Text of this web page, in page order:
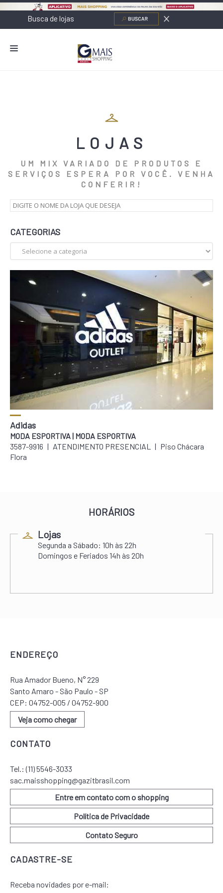
NOVOS NEGÓCIOS
O SHOPPING
SERVIÇOS
LOJAS
UM MIX VARIADO DE PRODUTOS E
SERVIÇOS ESPERA POR VOCÊ. VENHA
CONFERIR!
CATEGORIAS
Adidas
MODA ESPORTIVA | MODA ESPORTIVA
3587-9916 | ATENDIMENTO PRESENCIAL | Piso Chácara
Flora
HORÁRIOS
Lojas
Segunda a Sábado: 10h às 22h
Domingos e Feriados 14h às 20h
ENDEREÇO
Rua Amador Bueno, N° 229
Santo Amaro - São Paulo - SP
CEP: 04752-005 / 04752-900
Veja como chegar
CONTATO
Tel.:(11) 5546-3033
sac.maisshopping@gazitbrasil.com
Entre em contato com o shopping
Política de Privacidade
Contato Seguro
CADASTRE-SE
Receba novidades por e-mail: